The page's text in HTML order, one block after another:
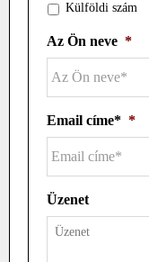
Külföldi szám
Az Ön neve *
Email címe* *
Üzenet